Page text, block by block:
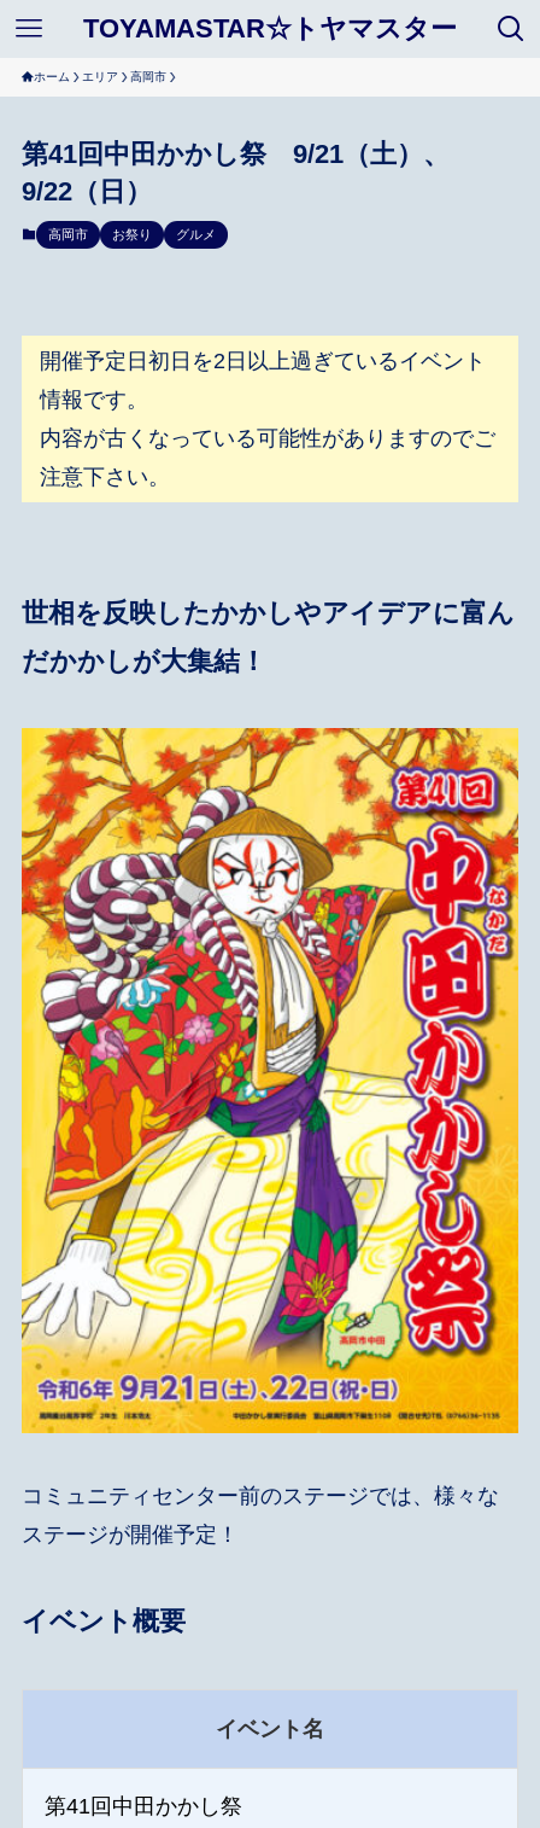
TOYAMASTAR☆トヤマスター
ホーム エリア 高岡市
第41回中田かかし祭 9/21（土）、
9/22（日）
高岡市 お祭り グルメ
開催予定日初日を2日以上過ぎているイベント
情報です。
内容が古くなっている可能性がありますのでご
注意下さい。
世相を反映したかかしやアイデアに富ん
だかかしが大集結！
コミュニティセンター前のステージでは、様々な
ステージが開催予定！
イベント概要
イベント名
第41回中田かかし祭